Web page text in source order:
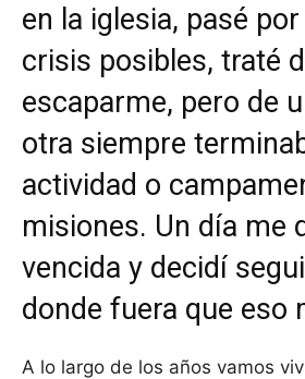
en la iglesia, pasé
crisis posibles, traté
escaparme, pero de
otra siempre
actividad o
misiones. Un día me
vencida y decidí
donde fuera que eso
A lo largo de los años vamos